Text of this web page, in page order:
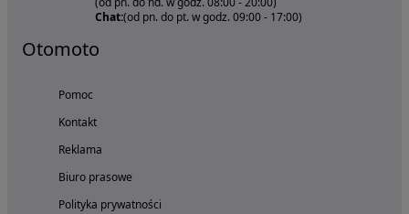
Chat:(od pn. do pt. w godz. 09:00 - 17:00)
Otomoto
Pomoc
Kontakt
Reklama
Biuro prasowe
Polityka prywatności